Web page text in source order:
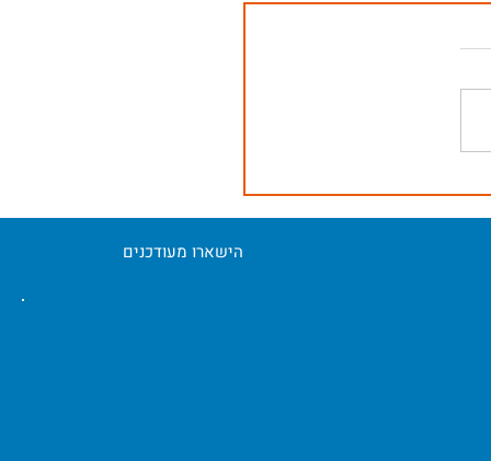
הישארו מעודכנים